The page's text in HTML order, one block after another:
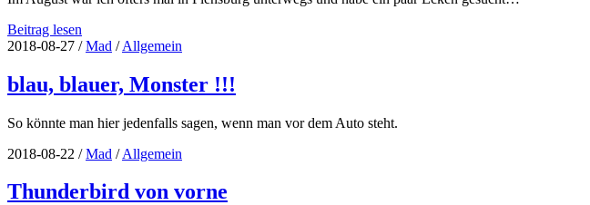
Beitrag lesen
Scouting
2018-08-27 /Mad /Allgemein
blau, blauer, Monster !!!
So könnte man hier jedenfalls sagen, wenn man vor dem Auto steht.
2018-08-22 /Mad /Allgemein
Thunderbird von vorne